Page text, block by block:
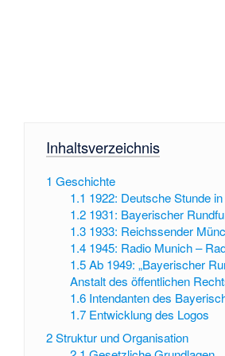
Inhaltsverzeichnis
1 Geschichte
1.1 1922: Deutsche Stunde
1.2 1931: Bayerischer
1.3 1933: Reichssender
1.4 1945: Radio Munich –
1.5 Ab 1949: „Bayerischer
Anstalt des öffentlichen
1.6 Intendanten des
1.7 Entwicklung des Logos
2Struktur und Organisation